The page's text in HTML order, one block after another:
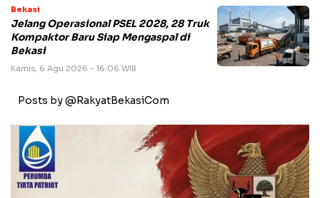
Bekasi
Jelang Operasional PSEL 2028, 28 Truk
Kompaktor Baru Siap Mengaspal di
Bekasi
Kamis, 6 Agu 2026 - 16:06 WIB
Posts by @RakyatBekasiCom